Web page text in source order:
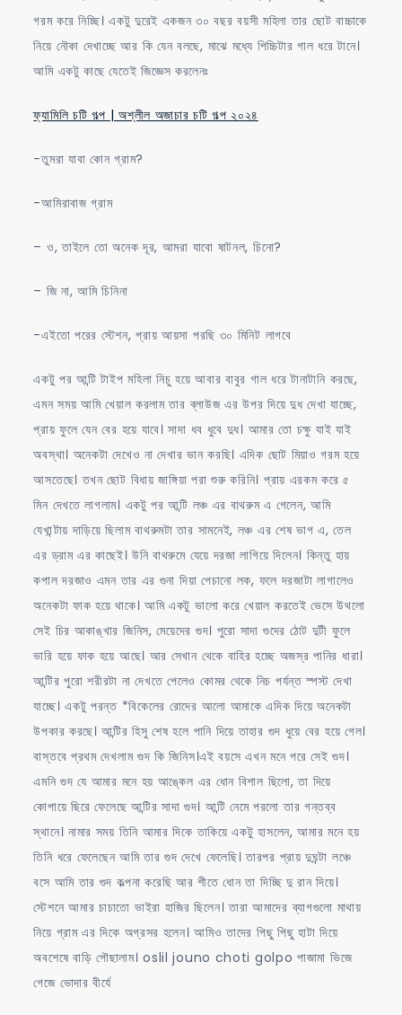
গরম করে নিচ্ছি। একটু দুরেই একজন ৩০ বছর বয়সী মহিলা তার ছোট বাচ্চাকে
নিয়ে নৌকা দেখাচ্ছে আর কি যেন বলছে, মাঝে মধ্যে পিচ্চিটার গাল ধরে টানে।
আমি একটু কাছে যেতেই জিজ্ঞেস করলেনঃ
ফ্যামিলি চটি গল্প | অশ্লীল অজাচার চটি গল্প ২০২৪
-তুমরা যাবা কোন গ্রাম?
-আমিরাবাজ গ্রাম
– ও, তাইলে তো অনেক দূর, আমরা যাবো ষাটনল, চিনো?
– জি না, আমি চিনিনা
-এইতো পরের স্টেশন, প্রায় আয়সা পরছি ৩০ মিনিট লাগবে
একটু পর আন্টি টাইপ মহিলা নিচু হয়ে আবার বাবুর গাল ধরে টানাটানি করছে,
এমন সময় আমি খেয়াল করলাম তার ব্লাউজ এর উপর দিয়ে দুধ দেখা যাচ্ছে,
প্রায় ফুলে যেন বের হয়ে যাবে। সাদা ধব ধুবে দুধ। আমার তো চক্ষু যাই যাই
অবস্থা। অনেকটা দেখেও না দেখার ভান করছি। এদিক ছোট মিয়াও গরম হয়ে
আসতেছে। তখন ছোট বিধায় জাঙ্গিয়া পরা শুরু করিনি। প্রায় এরকম করে ৫
মিন দেখতে লাগলাম। একটু পর আন্টি লঞ্চ এর বাথরুম এ গেলেন, আমি
যেখান্টায় দাড়িয়ে ছিলাম বাথরুমটা তার সামনেই, লঞ্চ এর শেষ ভাগ এ, তেল
এর ড্রাম এর কাছেই। উনি বাথরুমে যেয়ে দরজা লাগিয়ে দিলেন। কিন্তু হায়
কপাল দরজাও এমন তার এর গুনা দিয়া পেচানো লক, ফলে দরজাটা লাগালেও
অনেকটা ফাক হয়ে থাকে। আমি একটু ভালো করে খেয়াল করতেই ভেসে উথলো
সেই চির আকাঙ্খার জিনিস, মেয়েদের গুদ। পুরো সাদা গুদের ঠোট দুটী ফুলে
ভারি হয়ে ফাক হয়ে আছে। আর সেখান থেকে বাহির হচ্ছে অজস্র পানির ধারা।
আন্টির পুরো শরীরটা না দেখতে পেলেও কোমর থেকে নিচ পর্যন্ত স্পস্ট দেখা
যাচ্ছে। একটু পরন্ত *বিকেলের রোদের আলো আমাকে এদিক দিয়ে অনেকটা
উপকার করছে। আন্টির হিসু শেষ হলে পানি দিয়ে তাহার গুদ ধুয়ে বের হয়ে গেল।
বাস্তবে প্রথম দেখলাম গুদ কি জিনিস।এই বয়সে এখন মনে পরে সেই গুদ।
এমনি গুদ যে আমার মনে হয় আঙ্কেল এর ধোন বিশাল ছিলো, তা দিয়ে
কোপায়ে ছিরে ফেলেছে আন্টির সাদা গুদ। আন্টি নেমে পরলো তার গন্তব্ব
স্থানে। নামার সময় তিনি আমার দিকে তাকিয়ে একটু হাসলেন, আমার মনে হয়
তিনি ধরে ফেলেছেন আমি তার গুদ দেখে ফেলেছি। তারপর প্রায় দুঘন্টা লঞ্চে
বসে আমি তার গুদ কল্পনা করেছি আর শীতে ধোন তা দিচ্ছি দু রান দিয়ে।
স্টেশনে আমার চাচাতো ভাইরা হাজির ছিলেন। তারা আমাদের ব্যাগগুলো মাথায়
নিয়ে গ্রাম এর দিকে অগ্রসর হলেন। আমিও তাদের পিছু পিছু হাটা দিয়ে
অবশেষে বাড়ি পৌছালাম। oslil jouno choti golpo পাজামা ভিজে
গেজে ভোদার বীর্যে